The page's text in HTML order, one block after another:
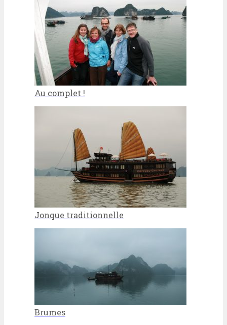
Au complet !
Jonque traditionnelle
Brumes